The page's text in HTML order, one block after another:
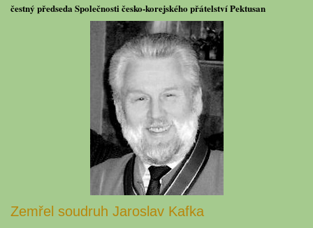
čestný předseda Společnosti česko-korejského přátelství Pektusan
Zemřel soudruh Jaroslav Kafka